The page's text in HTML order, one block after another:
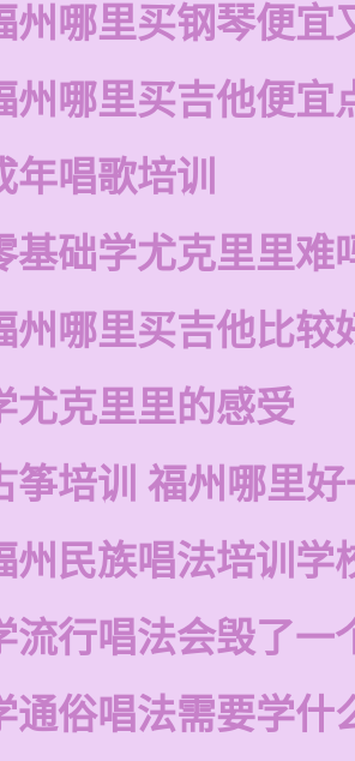
州哪里买钢琴便宜
州哪里买吉他便宜
年唱歌培训
基础学尤克里里难
州哪里买吉他比较
尤克里里的感受
筝培训 福州哪里
州民族唱法培训学
流行唱法会毁了一
通俗唱法需要学什